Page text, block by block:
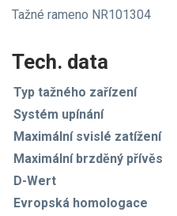
Tažné rameno NR101304
Tech. data
Typ tažného zařízení
Systém upínání
Maximální svislé zatížení
Maximální brzděný přívěs
D-Wert
Evropská homologace